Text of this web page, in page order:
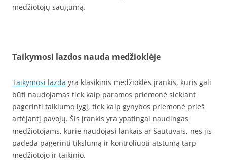
medžiotojų saugumą.
Taikymosi lazdos nauda medžioklėje
Taikymosi lazda yra klasikinis medžioklės įrankis, kuris gali
būti naudojamas tiek kaip paramos priemonė siekiant
pagerinti taiklumo lygį, tiek kaip gynybos priemonė prieš
artėjantį pavojų. Šis įrankis yra ypatingai naudingas
medžiotojams, kurie naudojasi lankais ar šautuvais, nes jis
padeda pagerinti tikslumą ir kontroliuoti atstumą tarp
medžiotojo ir taikinio.